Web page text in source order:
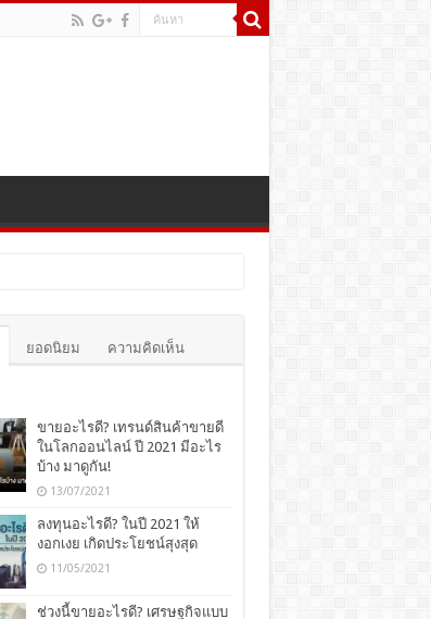
ยอดนิยม ความคิดเห็น
ขายอะไรดี? เทรนด์สินค้าขายดี
ในโลกออนไลน์ ปี 2021 มีอะไร
บ้าง มาดูกัน!
13/07/2021
ลงทุนอะไรดี? ในปี 2021 ให้
งอกเงย เกิดประโยชน์สุงสุด
11/05/2021
ช่วงนี้ขายอะไรดี? เศรษฐกิจแบบ